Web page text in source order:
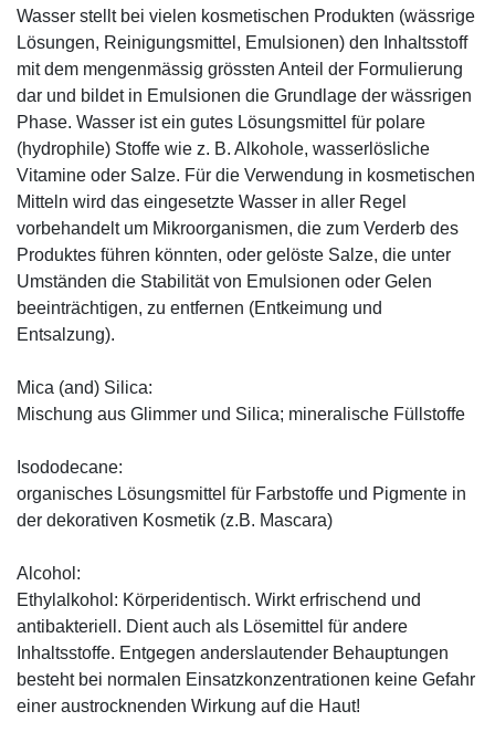
Wasser stellt bei vielen kosmetischen Produkten (wässrige
Lösungen, Reinigungsmittel, Emulsionen) den Inhaltsstoff
mit dem mengenmässig grössten Anteil der Formulierung
dar und bildet in Emulsionen die Grundlage der wässrigen
Phase. Wasser ist ein gutes Lösungsmittel für polare
(hydrophile) Stoffe wie z. B. Alkohole, wasserlösliche
Vitamine oder Salze. Für die Verwendung in kosmetischen
Mitteln wird das eingesetzte Wasser in aller Regel
vorbehandelt um Mikroorganismen, die zum Verderb des
Produktes führen könnten, oder gelöste Salze, die unter
Umständen die Stabilität von Emulsionen oder Gelen
beeinträchtigen, zu entfernen (Entkeimung und
Entsalzung).
Mica (and) Silica:
Mischung aus Glimmer und Silica; mineralische Füllstoffe
Isododecane:
organisches Lösungsmittel für Farbstoffe und Pigmente in
der dekorativen Kosmetik (z.B. Mascara)
Alcohol:
Ethylalkohol: Körperidentisch. Wirkt erfrischend und
antibakteriell. Dient auch als Lösemittel für andere
Inhaltsstoffe. Entgegen anderslautender Behauptungen
besteht bei normalen Einsatzkonzentrationen keine Gefahr
einer austrocknenden Wirkung auf die Haut!